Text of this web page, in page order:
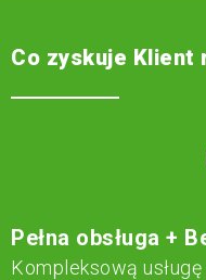
Co zyskuje Klient
Pełna obsługa +
Kompleksową